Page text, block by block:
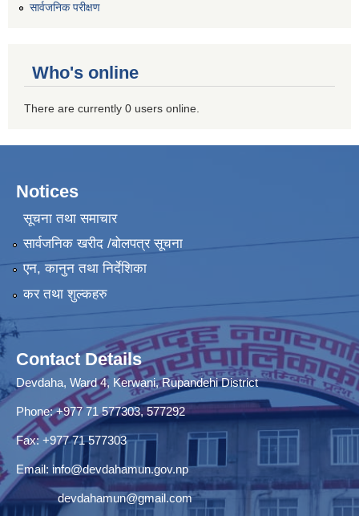
सार्वजनिक परीक्षण
Who's online
There are currently 0 users online.
Notices
सूचना तथा समाचार
सार्वजनिक खरीद /बोलपत्र सूचना
एन, कानुन तथा निर्देशिका
कर तथा शुल्कहरु
Contact Details
Devdaha, Ward 4, Kerwani, Rupandehi District
Phone: +977 71 577303, 577292
Fax: +977 71 577303
Email: info@devdahamun.gov.np
devdahamun@gmail.com